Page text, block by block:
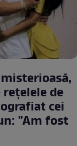
de
cei
"Am fost